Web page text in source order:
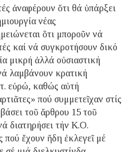
ἀναφέρουν ὅτι θά ὑπάρξει
νέας
ὅτι μποροῦν νά
καί νά συγκροτήσουν δικό
μικρή ἀλλά οὐσιαστική
λαμβάνουν κρατική
εὐρώ, καθώς αὐτή
πού συμμετεῖχαν στίς
τοῦ ἄρθρου 15 τοῦ
διατηρήσει τήν Κ.Ο.
πού ἔχουν ἤδη ἐκλεγεῖ μέ